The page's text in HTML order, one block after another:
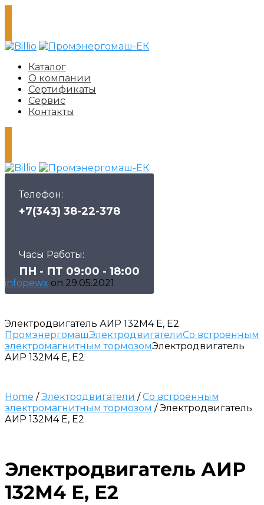
Каталог
О компании
Сертификаты
Сервис
Контакты
Телефон:
+7(343) 38-22-378
Часы Работы:
ПН - ПТ 09:00 - 18:00
infopewx on 29.05.2021
Электродвигатель АИР 132М4 Е, Е2
ПромэнергомашЭлектродвигателиСо встроенным
электромагнитным тормозомЭлектродвигатель
АИР 132М4 Е, Е2
Home /Электродвигатели /Со встроенным
электромагнитным тормозом / Электродвигатель
АИР 132М4 Е, Е2
Электродвигатель АИР
132М4 Е, Е2